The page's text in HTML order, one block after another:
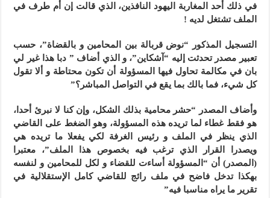
في ذلك أحد المغاربة اليهود النافذين، الذي قالت إن أم طرف في
الملف تشتغل لديه !
التسجيل المذكور “نوض قربالة بين المحامين و بالقضاة”، حسب
تعبير مصدر تحدثت إليه “آشكاين”، و الذي أضاف ” دبا هذا غير لي
بان في مكالمة تحاول فيها المسؤولة أن تكون محتاطة و ألا تقول
كل شيء، فما بالك بما يقع في التواصل المباشر؟”
وأضاف المصدر “حشر محامية بذلك الشكل، وإن كنا لا نبرئ أحدا،
هو فقط غطاء لما تريده هذه المسؤولة، وهو الضغط على القاضي
الذي ينظر في الملف و رئيس الغرفة لكي يفعلا ما تريده هي
ويصدرا القرار الذي ترغب فيه بخصوص هذا الملف”، معتبرا
(المصدر) أن “المسؤولة أساءت للقضاء و لكل للمحامين و لنفسه
بهكذا تدخل فاضح في ملف رائج للقاضي كامل الإستقلالية في
تقرير ما يراه مناسبا فيه”